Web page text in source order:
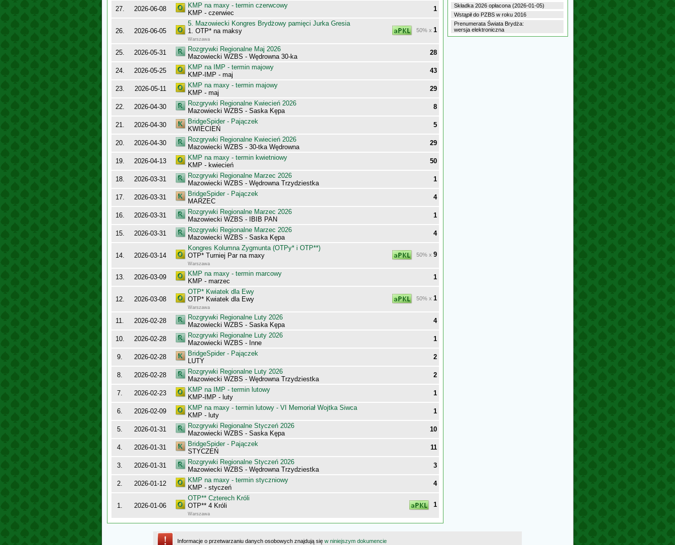
27. 2026-06-08
KMP na maxy - termin czerwcowy
KMP - czerwiec
1
26. 2026-06-05
5. Mazowiecki Kongres Brydżowy pamięci Jurka Gresia
1. OTP* na maksy
Warszawa
50% x 1
25. 2026-05-31
Rozgrywki Regionalne Maj 2026
Mazowiecki WZBS - Wędrowna 30-ka
28
24. 2026-05-25
KMP na IMP - termin majowy
KMP-IMP - maj
43
23. 2026-05-11
KMP na maxy - termin majowy
KMP - maj
29
22. 2026-04-30
Rozgrywki Regionalne Kwiecień 2026
Mazowiecki WZBS - Saska Kępa
8
21. 2026-04-30
BridgeSpider - Pajączek
KWIECIEŃ
5
20. 2026-04-30
Rozgrywki Regionalne Kwiecień 2026
Mazowiecki WZBS - 30-tka Wędrowna
29
19. 2026-04-13
KMP na maxy - termin kwietniowy
KMP - kwiecień
50
18. 2026-03-31
Rozgrywki Regionalne Marzec 2026
Mazowiecki WZBS - Wędrowna Trzydziestka
1
17. 2026-03-31
BridgeSpider - Pajączek
MARZEC
4
16. 2026-03-31
Rozgrywki Regionalne Marzec 2026
Mazowiecki WZBS - IBIB PAN
1
15. 2026-03-31
Rozgrywki Regionalne Marzec 2026
Mazowiecki WZBS - Saska Kępa
4
14. 2026-03-14
Kongres Kolumna Zygmunta (OTPy* i OTP**)
OTP* Turniej Par na maxy
Warszawa
50% x 9
13. 2026-03-09
KMP na maxy - termin marcowy
KMP - marzec
1
12. 2026-03-08
OTP* Kwiatek dla Ewy
OTP* Kwiatek dla Ewy
Warszawa
50% x 1
11. 2026-02-28
Rozgrywki Regionalne Luty 2026
Mazowiecki WZBS - Saska Kępa
4
10. 2026-02-28
Rozgrywki Regionalne Luty 2026
Mazowiecki WZBS - Inne
1
9. 2026-02-28
BridgeSpider - Pajączek
LUTY
2
8. 2026-02-28
Rozgrywki Regionalne Luty 2026
Mazowiecki WZBS - Wędrowna Trzydziestka
2
7. 2026-02-23
KMP na IMP - termin lutowy
KMP-IMP - luty
1
6. 2026-02-09
KMP na maxy - termin lutowy - VI Memoriał Wojtka Siwca
KMP - luty
1
5. 2026-01-31
Rozgrywki Regionalne Styczeń 2026
Mazowiecki WZBS - Saska Kępa
10
4. 2026-01-31
BridgeSpider - Pajączek
STYCZEŃ
11
3. 2026-01-31
Rozgrywki Regionalne Styczeń 2026
Mazowiecki WZBS - Wędrowna Trzydziestka
3
2. 2026-01-12
KMP na maxy - termin styczniowy
KMP - styczeń
4
1. 2026-01-06
OTP** Czterech Króli
OTP** 4 Króli
Warszawa
1
Składka 2026 opłacona (2026-01-05)
Wstąpił do PZBS w roku 2016
Prenumerata Świata Brydża:
wersja elektroniczna
Informacje o przetwarzaniu danych osobowych znajdują się w niniejszym dokumencie